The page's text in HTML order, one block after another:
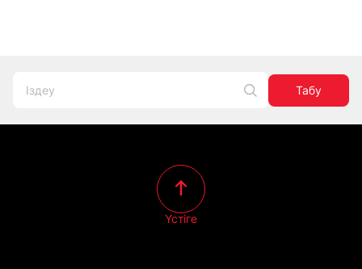
Табу
Үстіге